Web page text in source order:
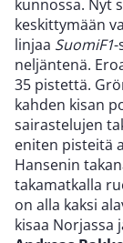
kunnossa. Nyt
keskittymään
linjaa SuomiF1-
neljäntenä.
35 pistettä.
kahden kisan
sairastelujen
eniten pisteitä
Hansenin
takamatkalla
on alla kaksi
kisaa Norjassa